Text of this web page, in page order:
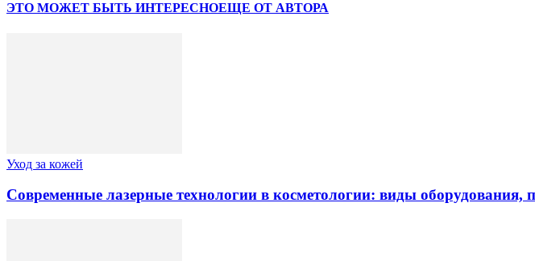
ЭТО МОЖЕТ БЫТЬ ИНТЕРЕСНОЕЩЕ ОТ АВТОРА
Уход за кожей
Современные лазерные технологии в косметологии: виды